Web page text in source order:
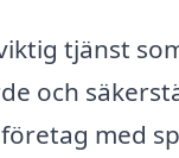
tjänst
och
med